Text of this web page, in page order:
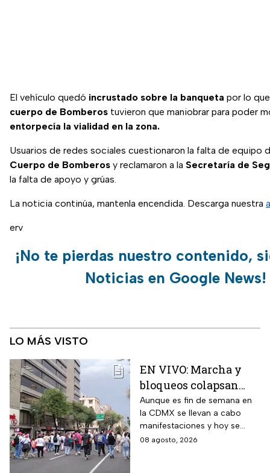
El vehículo quedó incrustado sobre la banqueta por lo
cuerpo de Bomberos tuvieron que maniobrar para poder
entorpecía la vialidad en la zona.
Usuarios de redes sociales cuestionaron la falta de equipo
Cuerpo de Bomberos y reclamaron a la Secretaría de
la falta de apoyo y grúas.
La noticia continúa, mantenla encendida. Descarga nuestra
erv
¡No te pierdas nuestro contenido,
Noticias en Google News!
LO MÁS VISTO
EN VIVO: Marcha y
bloqueos colapsan
calles de CDMX hoy
sábado
Aunque es fin de semana en
la CDMX se llevan a cabo
manifestaciones y hoy se
tienen previstos bloqueos en
08 agosto, 2026